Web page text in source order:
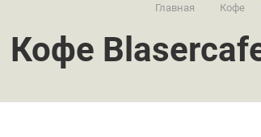
Главная Кофе
Кофе